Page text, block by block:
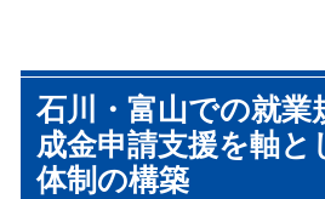
労働基準監督署調査では従業員
数10人以上の事業所は必ず確認
される事項が就業規則の有無で
す。
就業規則は調査対応件数以上に
作成しており、企業規模にあっ
労務
細か
とな
得る
ます
石川・富山での就業
成金申請支援を軸と
体制の構築